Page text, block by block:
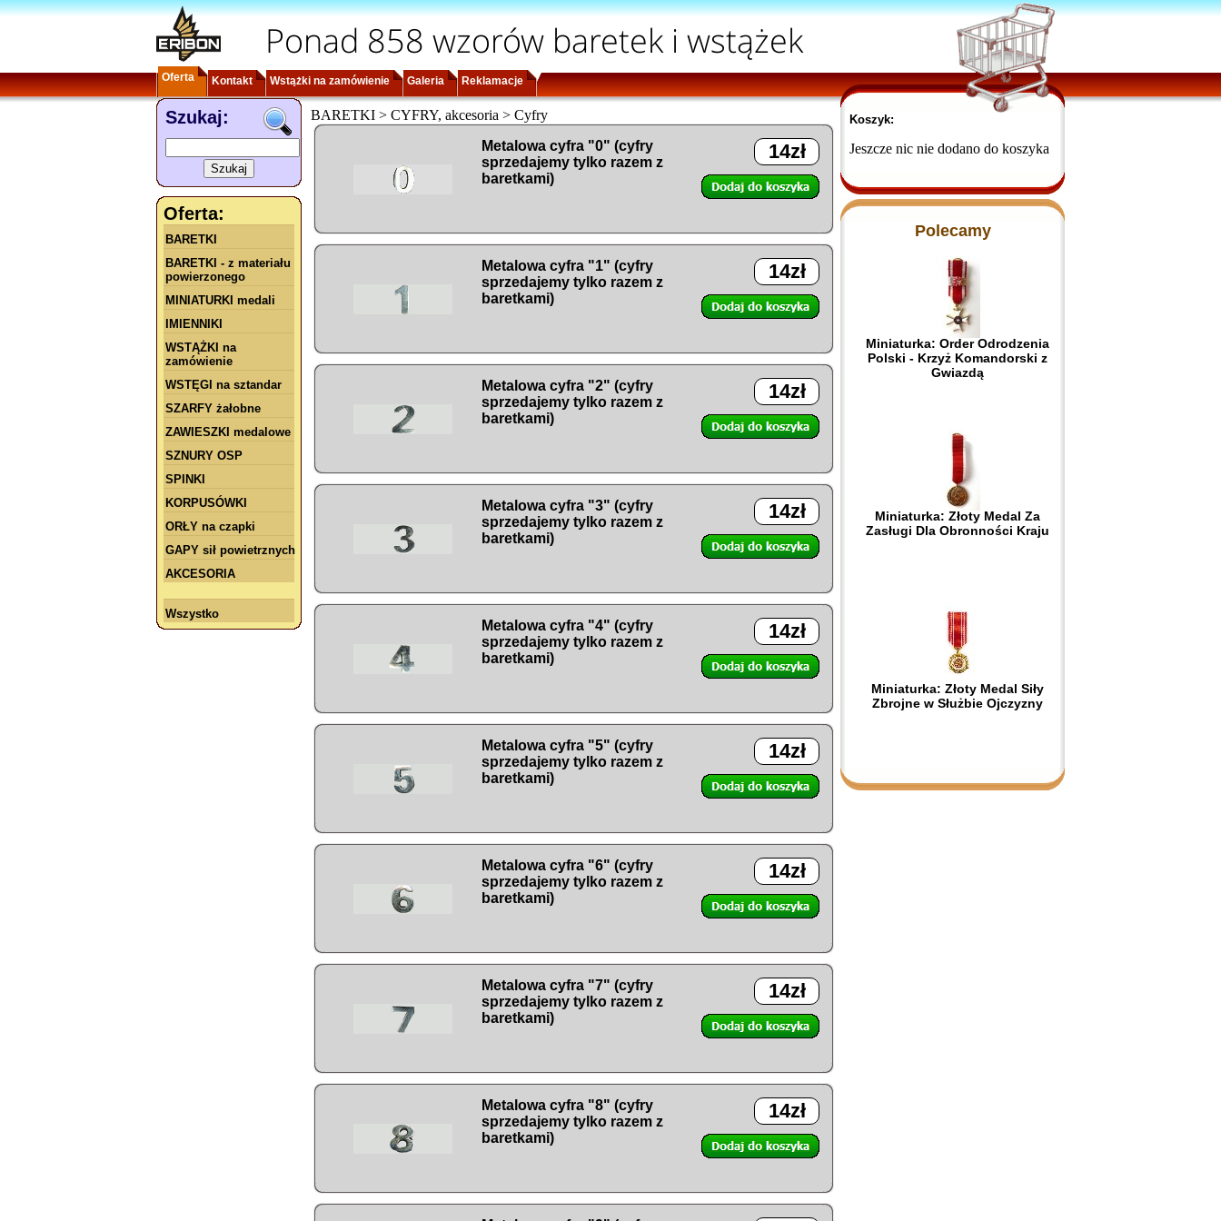
Ponad 858 wzorów baretek i wstążek
Oferta Kontakt Wstążki na zamówienie Galeria Reklamacje
Szukaj:
Oferta:
BARETKI
BARETKI - z materiału
powierzonego
MINIATURKI medali
IMIENNIKI
WSTĄŻKI na
zamówienie
WSTĘGI na sztandar
SZARFY żałobne
ZAWIESZKI medalowe
SZNURY OSP
SPINKI
KORPUSÓWKI
ORŁY na czapki
GAPY sił powietrznych
AKCESORIA
Wszystko
BARETKI > CYFRY, akcesoria > Cyfry
Metalowa cyfra "0" (cyfry
sprzedajemy tylko razem z
baretkami)
14zł
Metalowa cyfra "1" (cyfry
sprzedajemy tylko razem z
baretkami)
14zł
Metalowa cyfra "2" (cyfry
sprzedajemy tylko razem z
baretkami)
14zł
Metalowa cyfra "3" (cyfry
sprzedajemy tylko razem z
baretkami)
14zł
Metalowa cyfra "4" (cyfry
sprzedajemy tylko razem z
baretkami)
14zł
Metalowa cyfra "5" (cyfry
sprzedajemy tylko razem z
baretkami)
14zł
Metalowa cyfra "6" (cyfry
sprzedajemy tylko razem z
baretkami)
14zł
Metalowa cyfra "7" (cyfry
sprzedajemy tylko razem z
baretkami)
14zł
Metalowa cyfra "8" (cyfry
sprzedajemy tylko razem z
baretkami)
14zł
Koszyk:
Jeszcze nic nie dodano do koszyka
Polecamy
Miniaturka: Order Odrodzenia
Polski - Krzyż Komandorski z
Gwiazdą
Miniaturka: Złoty Medal Za
Zasługi Dla Obronności Kraju
Miniaturka: Złoty Medal Siły
Zbrojne w Służbie Ojczyzny